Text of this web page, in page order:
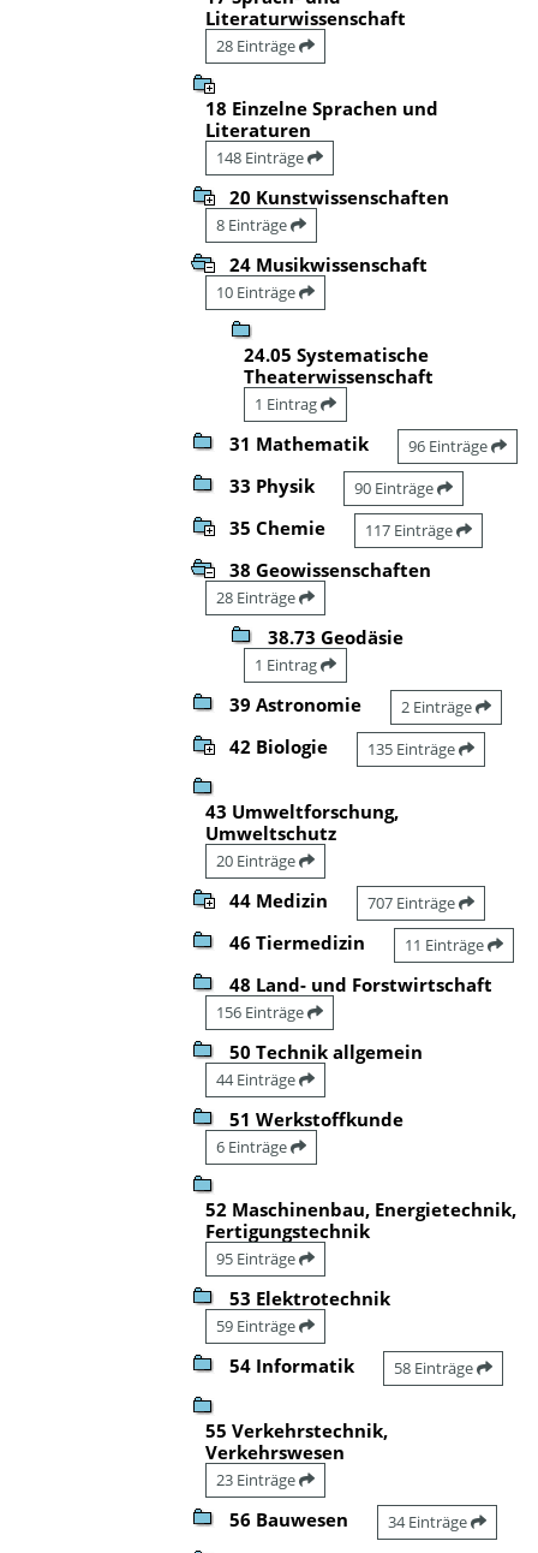
Literaturwissenschaft
28 Einträge
18 Einzelne Sprachen und
Literaturen
148 Einträge
20 Kunstwissenschaften
8 Einträge
24 Musikwissenschaft
10 Einträge
24.05 Systematische
Theaterwissenschaft
1 Eintrag
31 Mathematik 96 Einträge
33 Physik 90 Einträge
35 Chemie 117 Einträge
38 Geowissenschaften
28 Einträge
38.73 Geodäsie
1 Eintrag
39 Astronomie 2 Einträge
42 Biologie 135 Einträge
43 Umweltforschung,
Umweltschutz
20 Einträge
44 Medizin 707 Einträge
46 Tiermedizin 11 Einträge
48 Land- und Forstwirtschaft
156 Einträge
50 Technik allgemein
44 Einträge
51 Werkstoffkunde
6 Einträge
52 Maschinenbau, Energietechnik,
Fertigungstechnik
95 Einträge
53 Elektrotechnik
59 Einträge
54 Informatik 58 Einträge
55 Verkehrstechnik,
Verkehrswesen
23 Einträge
56 Bauwesen 34 Einträge